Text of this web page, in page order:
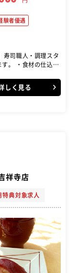
験者優遇
。 ・食材の仕込み
しく見る
祥寺店
特典対象求人